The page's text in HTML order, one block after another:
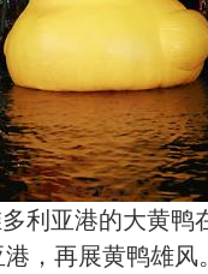
亚港的大黄鸭
，再展黄鸭雄风